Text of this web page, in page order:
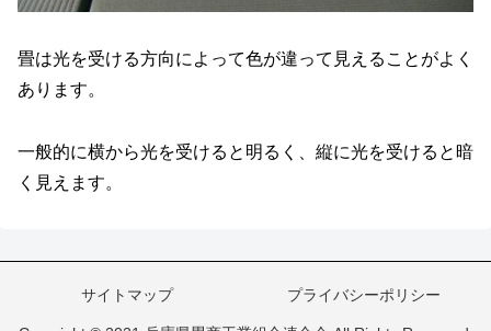
畳は光を受ける方向によって色が違って見えることがよく
あります。
一般的に横から光を受けると明るく、縦に光を受けると暗
く見えます。
サイトマップ プライバシーポリシー